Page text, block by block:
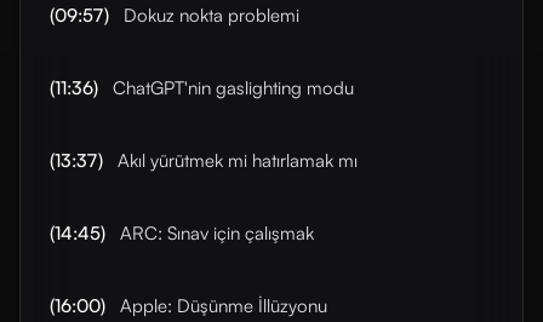
(09:57) Dokuz nokta problemi
(11:36) ChatGPT'nin gaslighting modu
(13:37) Akıl yürütmek mi hatırlamak mı
(14:45) ARC: Sınav için çalışmak
(16:00) Apple: Düşünme İllüzyonu